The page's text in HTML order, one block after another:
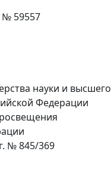
№ 59557
науки и высшего
Федерации
№ 845/369